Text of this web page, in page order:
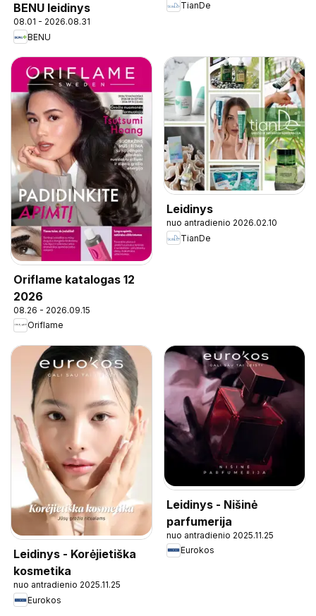
BENU leidinys
08.01 - 2026.08.31
BENU
TianDe
Oriflame katalogas 12
2026
08.26 - 2026.09.15
Oriflame
Leidinys
nuo antradienio 2026.02.10
TianDe
Leidinys - Korėjietiška
kosmetika
nuo antradienio 2025.11.25
Eurokos
Leidinys - Nišinė
parfumerija
nuo antradienio 2025.11.25
Eurokos